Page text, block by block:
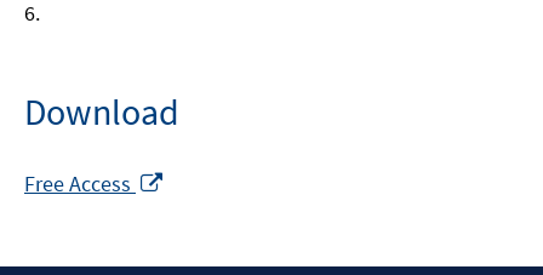
6.
Download
Free Access
new